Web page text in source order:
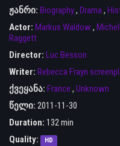
ჟანრი: Biography, Drama,
Actor: Markus Waldow ,
Raggett
Director: Luc Besson
Writer: Rebecca Frayn
ქვეყანა: France , Unknown
წელი: 2011-11-30
Duration: 132 min
Quality:
HD